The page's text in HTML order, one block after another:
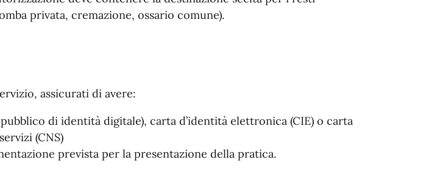
privata, cremazione, ossario comune).
assicurati di avere:
pubblico di identità digitale), carta d’identità elettronica (CIE) o carta
(CNS)
prevista per la presentazione della pratica.